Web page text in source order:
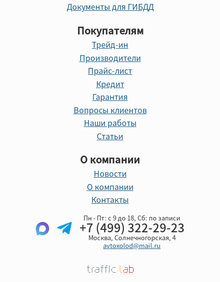
Документы для ГИБДД
Покупателям
Трейд-ин
Производители
Прайс-лист
Кредит
Гарантия
Вопросы клиентов
Наши работы
Статьи
О компании
Новости
О компании
Контакты
Пн - Пт: с 9 до 18, Cб: по записи
+7 (499) 322-29-23
Москва, Солнечногорская, 4
avtoxolod@mail.ru